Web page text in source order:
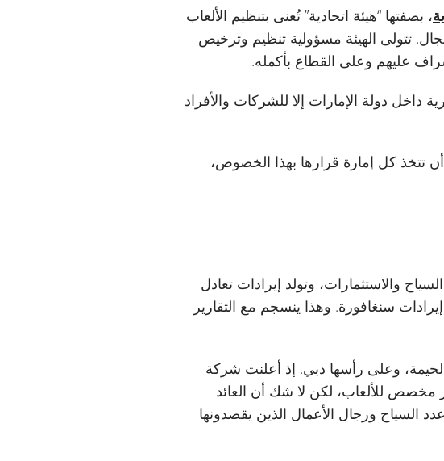
، بصفتها “هيئة اتحادية” تُعنى بتنظيم الألعاب
تتولى الهيئة مسؤولية تنظيم وترخيص
عليهم وعلى القطاع بأكمله.
داخل دولة الإمارات إلا للشركات والأفراد
تتخذ كل إمارة قرارها بهذا الخصوص،
والاستثمارات، وتولد إيرادات تعادل
أي حوالي 6.6 مليار دولار، ما يتجاوز إيرادات سنغافورة. وهذا ينسجم مع التقارير
وعلى رأسها دبي. إذ أعلنت شركة
مخصص للألعاب، لكن لا شك أن العائد
السياح ورجال الأعمال الذين يقصدونها